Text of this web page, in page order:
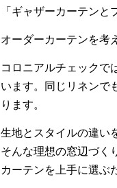
「ギャザーカーテンと
オーダーカーテンを考
コロニアルチェックで
います。同じリネンで
ります。
生地とスタイルの違い
そんな理想の窓辺づく
カーテンを上手に選ぶ